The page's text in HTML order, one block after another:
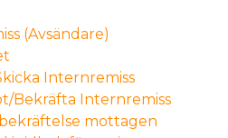
(Avsändare)
Internremiss
Bekräfta Internremiss
mottagen